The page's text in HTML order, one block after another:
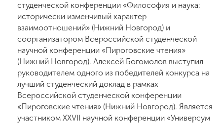
студенческой конференции «Философия и наука:
исторически изменчивый характер
взаимоотношений» (Нижний Новгород) и
соорганизатором Всероссийской студенческой
научной конференции «Пироговские чтения»
(Нижний Новгород). Алексей Богомолов выступил
руководителем одного из победителей конкурса на
лучший студенческий доклад в рамках
Всероссийской студенческой конференции
«Пироговские чтения» (Нижний Новгород). Является
участником XXVII научной конференции «Универсум